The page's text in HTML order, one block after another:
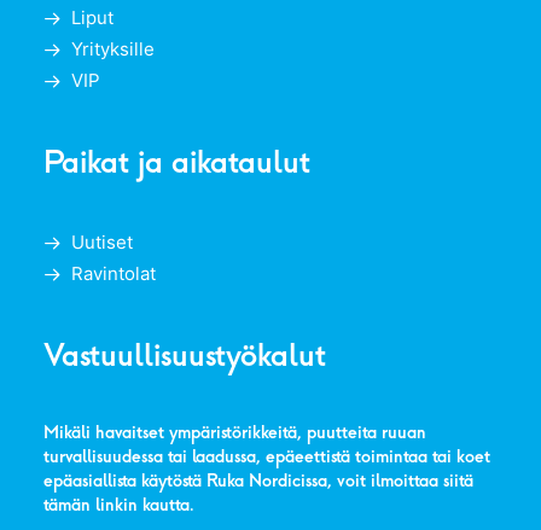
Liput
Yrityksille
VIP
Paikat ja aikataulut
Uutiset
Ravintolat
Vastuullisuustyökalut
Mikäli havaitset ympäristörikkeitä, puutteita ruuan
turvallisuudessa tai laadussa, epäeettistä toimintaa tai koet
epäasiallista käytöstä Ruka Nordicissa, voit ilmoittaa siitä
tämän linkin kautta.